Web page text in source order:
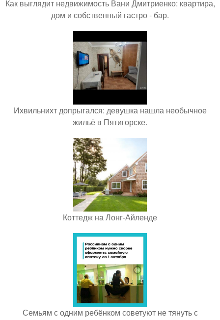
Как выглядит недвижимость Вани Дмитриенко: квартира,
дом и собственный гастро - бар.
Ихвильнихт допрыгался: девушка нашла необычное
жильё в Пятигорске.
Коттедж на Лонг-Айленде
Семьям с одним ребёнком советуют не тянуть с